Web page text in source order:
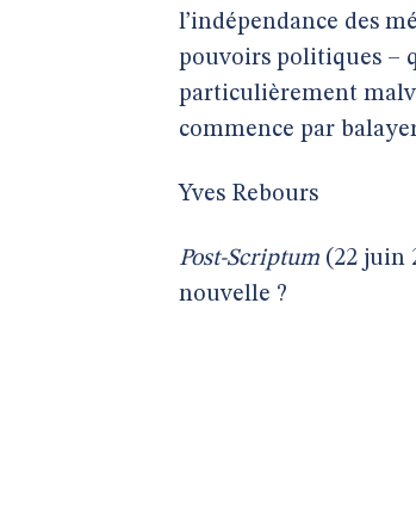
l’indépendance des
pouvoirs politiques –
particulièrement
commence par
Yves Rebours
Post-Scriptum (22 juin
nouvelle ?